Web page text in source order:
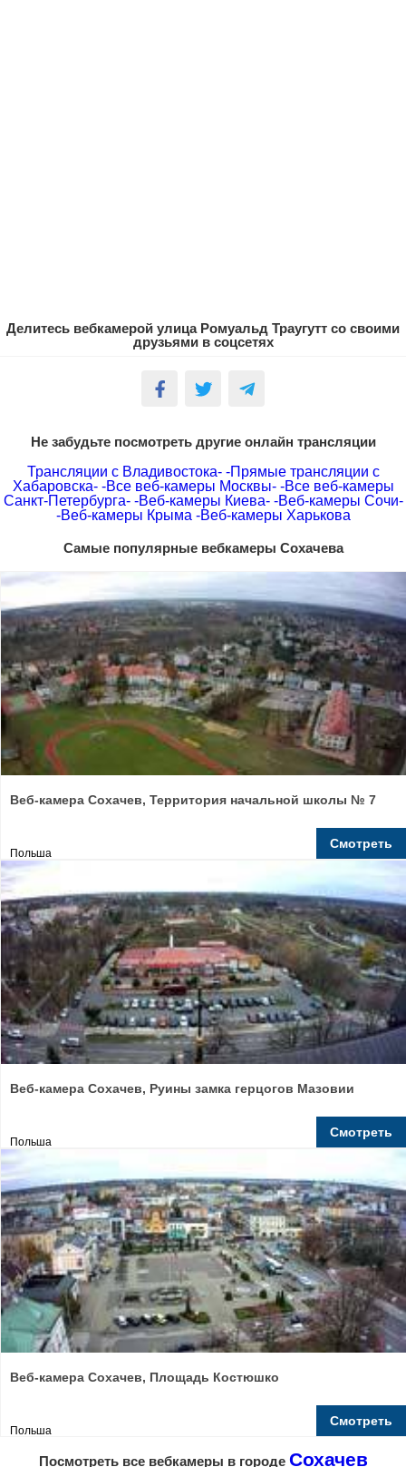
Делитесь вебкамерой улица Ромуальд Траугутт со своими
друзьями в соцсетях
Не забудьте посмотреть другие онлайн трансляции
Трансляции с Владивостока- -Прямые трансляции с
Хабаровска- -Все веб-камеры Москвы- -Все веб-камеры
Санкт-Петербурга- -Веб-камеры Киева- -Веб-камеры Сочи-
-Веб-камеры Крыма -Веб-камеры Харькова
Самые популярные вебкамеры Сохачева
Веб-камера Сохачев, Территория начальной школы № 7
Польша
Смотреть
Веб-камера Сохачев, Руины замка герцогов Мазовии
Польша
Смотреть
Веб-камера Сохачев, Площадь Костюшко
Польша
Смотреть
Посмотреть все вебкамеры в городе Сохачев